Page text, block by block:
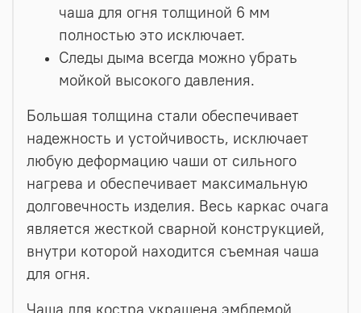
чаша для огня толщиной 6 мм
полностью это исключает.
Следы дыма всегда можно убрать
мойкой высокого давления.
Большая толщина стали обеспечивает
надежность и устойчивость, исключает
любую деформацию чаши от сильного
нагрева и обеспечивает максимальную
долговечность изделия. Весь каркас очага
является жесткой сварной конструкцией,
внутри которой находится съемная чаша
для огня.
Чаша для костра украшена эмблемой